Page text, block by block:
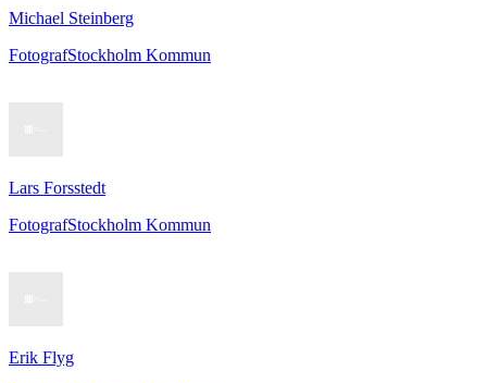
Michael Steinberg
FotografStockholm Kommun
Lars Forsstedt
FotografStockholm Kommun
Erik Flyg